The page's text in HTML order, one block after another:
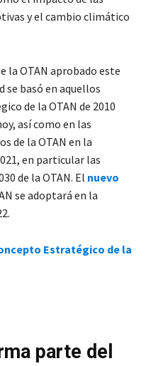
y el cambio climático
la OTAN aprobado este
se basó en aquellos
de la OTAN de 2010
así como en las
de la OTAN en la
en particular las
de la OTAN. El nuevo
se adoptará en la
Estratégico de la
parte del